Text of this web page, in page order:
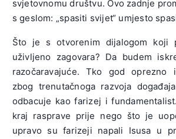
svjetovnomu društvu. Ovo zadnje
s geslom: „spasiti svijet“ umjesto
Što je s otvorenim dijalogom koji
uživljeno zagovara? Da budem
razočaravajuće. Tko god oprezno
zbog trenutačnoga razvoja
odbacuje kao farizej i
kraj rasprave prije nego što je
upravo su farizeji napali Isusa u